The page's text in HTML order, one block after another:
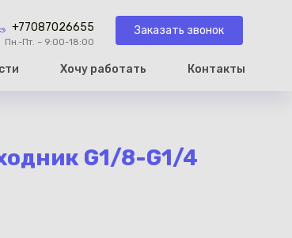
+77087026655
Пн.-Пт. – 9:00-18:00
Заказать звонок
Хочу работать Контакты
G1/8-G1/4